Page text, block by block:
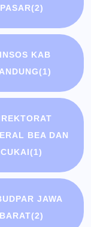
PASAR(2)
KAB
(1)
BEA DAN
CUKAI(1)
JAWA
BARAT(2)